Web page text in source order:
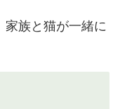
家族と猫が一緒に